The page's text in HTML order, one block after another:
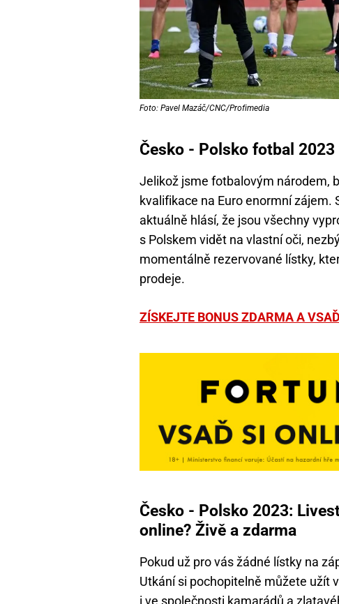
Foto: Pavel Mazáč/CNC/Profimedia
Česko - Polsko fotbal
Jelikož jsme fotbalovým národem,
kvalifikace na Euro enormní zájem.
aktuálně hlásí, že jsou všechny
s Polskem vidět na vlastní oči,
momentálně rezervované lístky,
prodeje.
ZÍSKEJTE BONUS ZDARMA A
Česko - Polsko 2023:
online? Živě a zdarma
Pokud už pro vás žádné lístky na
Utkání si pochopitelně můžete užít
i ve společnosti kamarádů a